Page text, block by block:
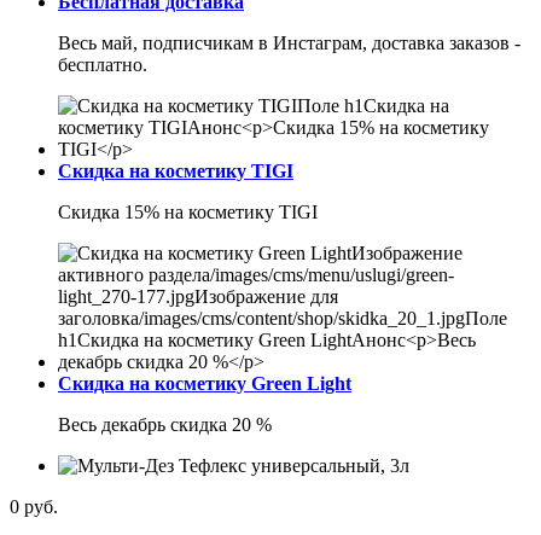
Весь май, подписчикам в Инстаграм, доставка заказов -
бесплатно.
Скидка на косметику TIGI
Скидка 15% на косметику TIGI
Скидка на косметику Green Light
Весь декабрь скидка 20 %
0 руб.